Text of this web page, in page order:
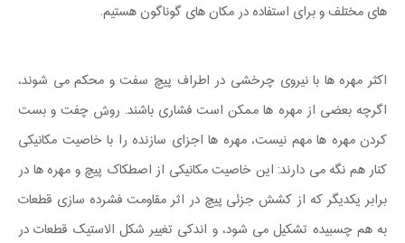
های مختلف و برای استفاده در مکان های گوناگون هستیم.
اکثر مهره ها با نیروی چرخشی در اطراف پیچ سفت و محکم می شوند،
اگرچه بعضی از مهره ها ممکن است فشاری باشند. روش چفت و بست
کردن مهره ها مهم نیست، مهره ها اجزای سازنده را با خاصیت مکانیکی
کنار هم نگه می دارند: این خاصیت مکانیکی از اصطکاک پیچ و مهره ها در
برابر یکدیگر که از کشش جزئی پیچ در اثر مقاومت فشرده سازی قطعات
به هم چسبیده تشکیل می شود، و اندکی تغییر شکل الاستیک قطعات در